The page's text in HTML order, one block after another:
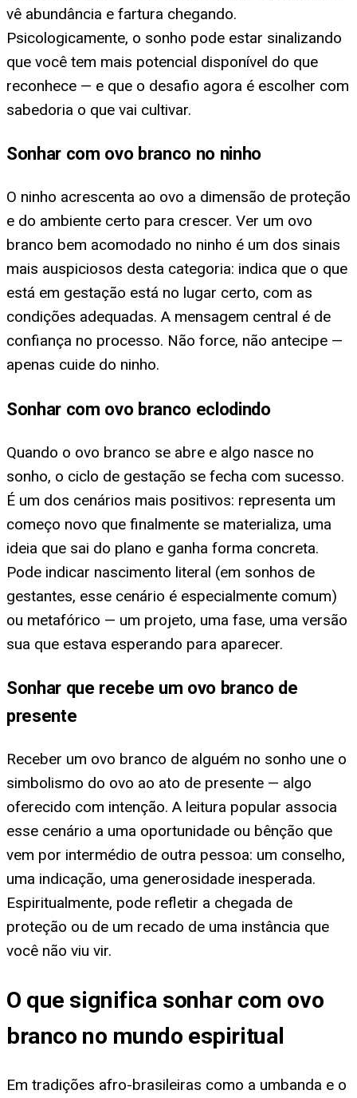
vê abundância e fartura chegando.
Psicologicamente, o sonho pode estar sinalizando
que você tem mais potencial disponível do que
reconhece — e que o desafio agora é escolher com
sabedoria o que vai cultivar.
Sonhar com ovo branco no ninho
O ninho acrescenta ao ovo a dimensão de proteção
e do ambiente certo para crescer. Ver um ovo
branco bem acomodado no ninho é um dos sinais
mais auspiciosos desta categoria: indica que o que
está em gestação está no lugar certo, com as
condições adequadas. A mensagem central é de
confiança no processo. Não force, não antecipe —
apenas cuide do ninho.
Sonhar com ovo branco eclodindo
Quando o ovo branco se abre e algo nasce no
sonho, o ciclo de gestação se fecha com sucesso.
É um dos cenários mais positivos: representa um
começo novo que finalmente se materializa, uma
ideia que sai do plano e ganha forma concreta.
Pode indicar nascimento literal (em sonhos de
gestantes, esse cenário é especialmente comum)
ou metafórico — um projeto, uma fase, uma versão
sua que estava esperando para aparecer.
Sonhar que recebe um ovo branco de
presente
Receber um ovo branco de alguém no sonho une o
simbolismo do ovo ao ato de presente — algo
oferecido com intenção. A leitura popular associa
esse cenário a uma oportunidade ou bênção que
vem por intermédio de outra pessoa: um conselho,
uma indicação, uma generosidade inesperada.
Espiritualmente, pode refletir a chegada de
proteção ou de um recado de uma instância que
você não viu vir.
O que significa sonhar com ovo
branco no mundo espiritual
Em tradições afro-brasileiras como a umbanda e o